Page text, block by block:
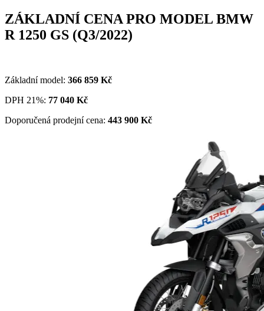
ZÁKLADNÍ CENA PRO MODEL BMW
R 1250 GS (Q3/2022)
Základní model: 366 859 Kč
DPH 21%: 77 040 Kč
Doporučená prodejní cena: 443 900 Kč